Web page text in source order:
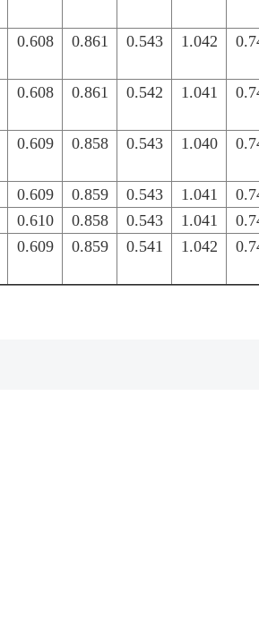
0.608 0.861 0.543 1.042
0.608 0.861 0.542 1.041
0.609 0.858 0.543 1.040
0.609 0.859 0.543 1.041
0.610 0.858 0.543 1.041
0.609 0.859 0.541 1.042